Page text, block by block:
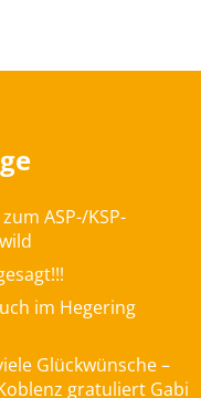
ASP-/KSP-
im Hegering
Glückwünsche –
gratuliert Gabi